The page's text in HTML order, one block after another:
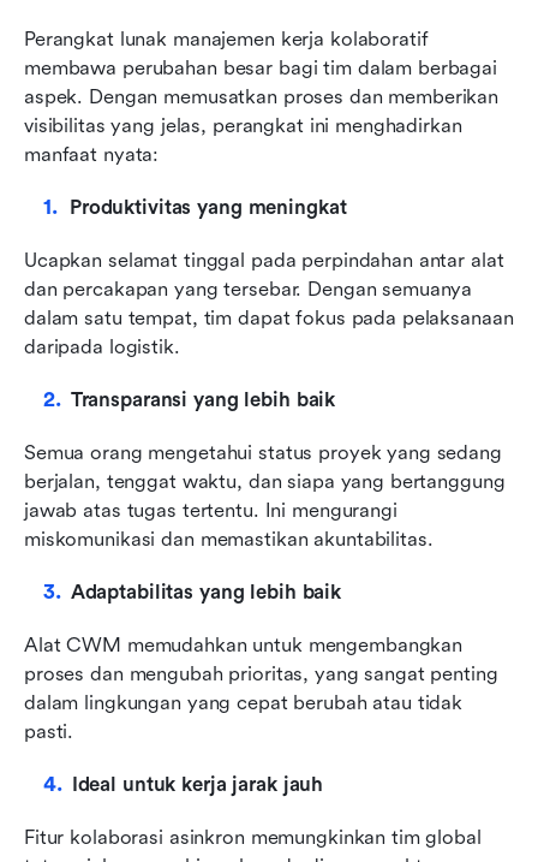
Perangkat lunak manajemen kerja kolaboratif
membawa perubahan besar bagi tim dalam berbagai
aspek. Dengan memusatkan proses dan memberikan
visibilitas yang jelas, perangkat ini menghadirkan
manfaat nyata:
Produktivitas yang meningkat
Ucapkan selamat tinggal pada perpindahan antar alat
dan percakapan yang tersebar. Dengan semuanya
dalam satu tempat, tim dapat fokus pada pelaksanaan
daripada logistik.
Transparansi yang lebih baik
Semua orang mengetahui status proyek yang sedang
berjalan, tenggat waktu, dan siapa yang bertanggung
jawab atas tugas tertentu. Ini mengurangi
miskomunikasi dan memastikan akuntabilitas.
Adaptabilitas yang lebih baik
Alat CWM memudahkan untuk mengembangkan
proses dan mengubah prioritas, yang sangat penting
dalam lingkungan yang cepat berubah atau tidak
pasti.
Ideal untuk kerja jarak jauh
Fitur kolaborasi asinkron memungkinkan tim global